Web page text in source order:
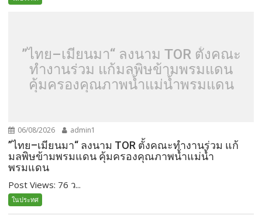
”ไทย–เมียนมา“ ลงนาม TOR ตั้งคณะ
ทำงานร่วม แก้มลพิษข้ามพรมแดน
คุ้มครองคุณภาพน้ำแม่น้ำพรมแดน
06/08/2026 admin1
”ไทย–เมียนมา“ ลงนาม TOR ตั้งคณะทำงานร่วม แก้
มลพิษข้ามพรมแดน คุ้มครองคุณภาพน้ำแม่น้ำ
พรมแดน
Post Views: 76 ว...
ในประทศ